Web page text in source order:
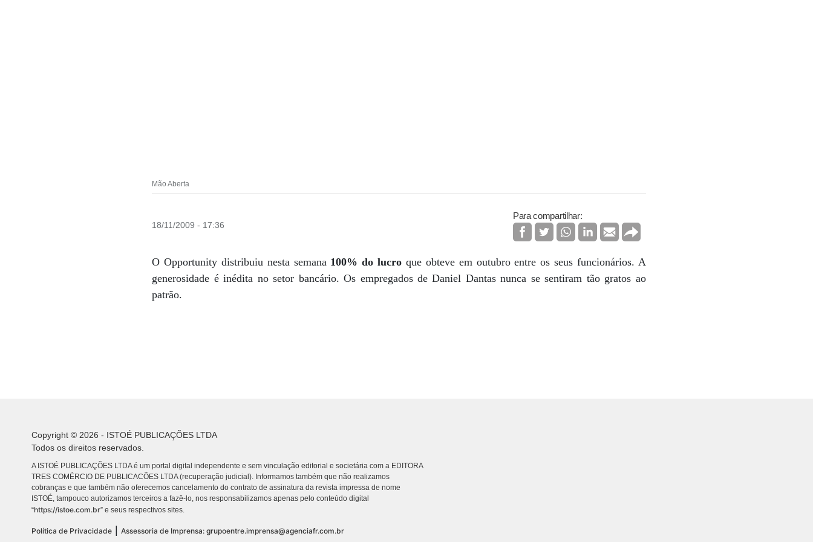
Mão Aberta
18/11/2009 - 17:36
Para compartilhar:
O Opportunity distribuiu nesta semana 100% do lucro que obteve em outubro entre os seus funcionários. A
generosidade é inédita no setor bancário. Os empregados de Daniel Dantas nunca se sentiram tão gratos ao
patrão.
Copyright © 2026 - ISTOÉ PUBLICAÇÕES LTDA
Todos os direitos reservados.
A ISTOÉ PUBLICAÇÕES LTDA é um portal digital independente e sem vinculação editorial e societária com a EDITORA
TRES COMÉRCIO DE PUBLICACÕES LTDA (recuperação judicial). Informamos também que não realizamos
cobranças e que também não oferecemos cancelamento do contrato de assinatura da revista impressa de nome
ISTOÉ, tampouco autorizamos terceiros a fazê-lo, nos responsabilizamos apenas pelo conteúdo digital
“https://istoe.com.br” e seus respectivos sites.
Política de Privacidade Assessoria de Imprensa: grupoentre.imprensa@agenciafr.com.br